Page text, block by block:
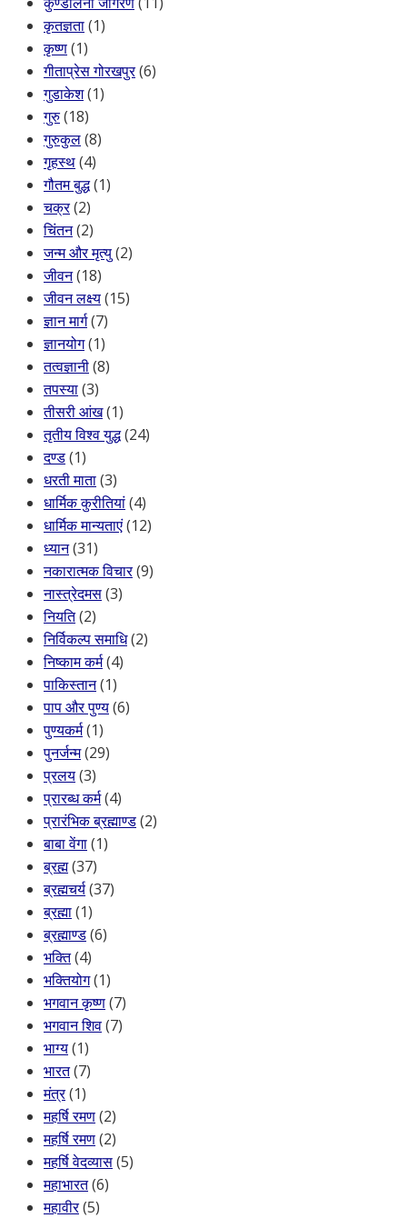
कृतज्ञता(1)
कृष्ण(1)
गीताप्रेस गोरखपुर(6)
गुडाकेश(1)
गुरु(18)
गुरुकुल(8)
गृहस्थ(4)
गौतम बुद्ध(1)
चक्र(2)
चिंतन(2)
जन्म और मृत्यु(2)
जीवन(18)
जीवन लक्ष्य(15)
ज्ञान मार्ग(7)
ज्ञानयोग(1)
तत्वज्ञानी(8)
तपस्या(3)
तीसरी आंख(1)
तृतीय विश्व युद्ध(24)
दण्ड(1)
धरती माता(3)
धार्मिक कुरीतियां(4)
धार्मिक मान्यताएं(12)
ध्यान(31)
नकारात्मक विचार(9)
नास्त्रेदमस(3)
नियति(2)
निर्विकल्प समाधि(2)
निष्काम कर्म(4)
पाकिस्तान(1)
पाप और पुण्य(6)
पुण्यकर्म(1)
पुनर्जन्म(29)
प्रलय(3)
प्रारब्ध कर्म(4)
प्रारंभिक ब्रह्माण्ड(2)
बाबा वेंगा(1)
ब्रह्म(37)
ब्रह्मचर्य(37)
ब्रह्मा(1)
ब्रह्माण्ड(6)
भक्ति(4)
भक्तियोग(1)
भगवान कृष्ण(7)
भगवान शिव(7)
भाग्य(1)
भारत(7)
मंत्र(1)
महर्षि रमण(2)
महर्षि रमण(2)
महर्षि वेदव्यास(5)
महाभारत(6)
महावीर(5)